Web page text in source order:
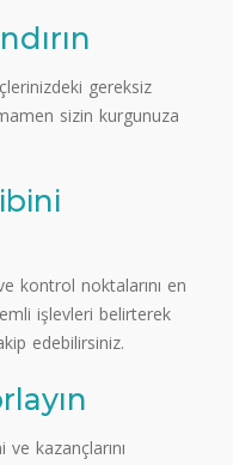
gereksiz
sizin kurgunuza
kontrol noktalarını en
işlevleri belirterek
edebilirsiniz.
kazançlarını